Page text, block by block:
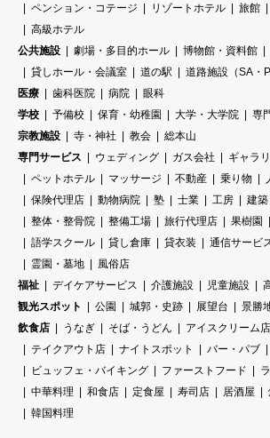
ペンション・コテージ
リゾートホテル 旅館
高級ホテル
公共施設
劇場・多目的ホール 博物館・資料館
貸しホール・会議室
道の駅 道路施設（SA・
医療
歯科医院 病院
眼科
学校
予備校 保育・幼稚園 大学・大学院
専
宗教施設
寺・神社 教会
総本山
専門サービス
ウェディング ガス会社 ギャラ
ペットホテル
マッサージ 不動産 乗り物
保険代理店
動物病院 塾 士業 工房
建
整体・整骨院
整備工場 旅行代理店 果樹園
語学スクール
貸し倉庫 貸衣装 通信サービ
霊園・墓地
風俗店
福祉
デイケアサービス 介護施設 児童施設
観光スポット
公園 城郭・史跡 展望台 景勝
飲食店
うなぎ そば・うどん アイスクリーム店
テイクアウト店
ナイトスポット バー・パブ
ビュッフェ・バイキング
ファーストフード
中華料理
和食店 定食屋 寿司店 居酒屋
韓国料理